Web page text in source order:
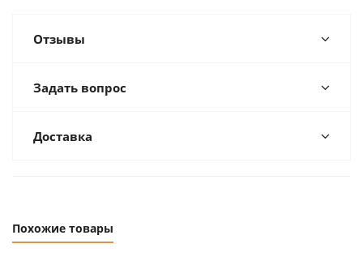
Отзывы
Задать вопрос
Доставка
Похожие товары